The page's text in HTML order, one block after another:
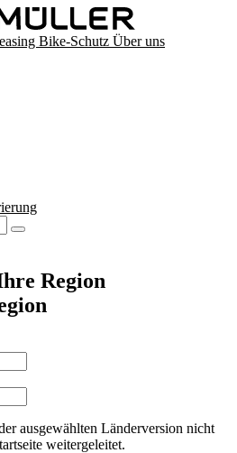
Bike-Schutz Über uns
Region
ausgewählten Länderversion nicht
weitergeleitet.